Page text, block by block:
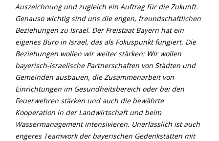
Auszeichnung und zugleich ein Auftrag für die Zukunft.
Genauso wichtig sind uns die engen, freundschaftlichen
Beziehungen zu Israel. Der Freistaat Bayern hat ein
eigenes Büro in Israel, das als Fokuspunkt fungiert. Die
Beziehungen wollen wir weiter stärken: Wir wollen
bayerisch-israelische Partnerschaften von Städten und
Gemeinden ausbauen, die Zusammenarbeit von
Einrichtungen im Gesundheitsbereich oder bei den
Feuerwehren stärken und auch die bewährte
Kooperation in der Landwirtschaft und beim
Wassermanagement intensivieren. Unerlässlich ist auch
engeres Teamwork der bayerischen Gedenkstätten mit